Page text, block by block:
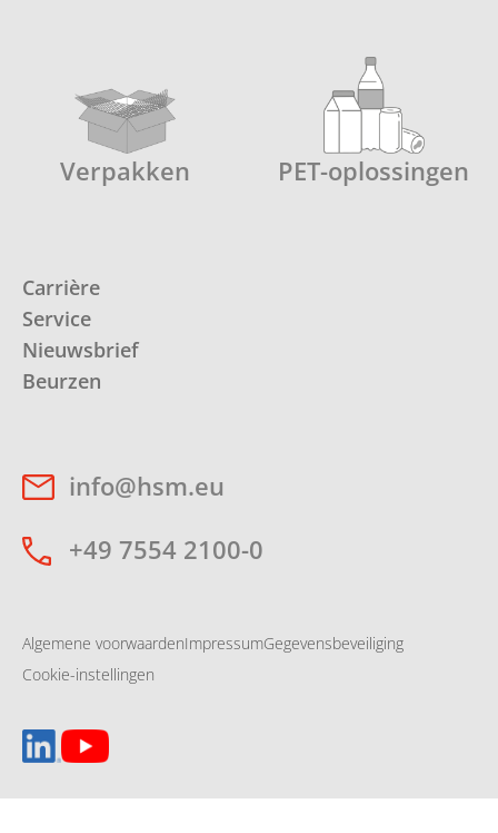
Verpakken PET-oplossingen
Carrière
Service
Nieuwsbrief
Beurzen
info@hsm.eu
+49 7554 2100-0
Algemene voorwaardenImpressumGegevensbeveiliging
Cookie-instellingen